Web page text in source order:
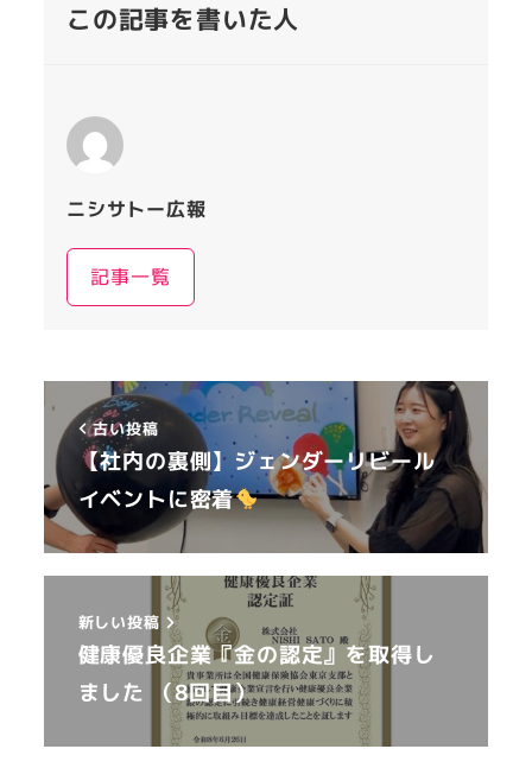
この記事を書いた人
ニシサトー広報
記事一覧
古い投稿
【社内の裏側】ジェンダーリビール
イベントに密着
新しい投稿
健康優良企業『金の認定』を取得し
ました （8回目）